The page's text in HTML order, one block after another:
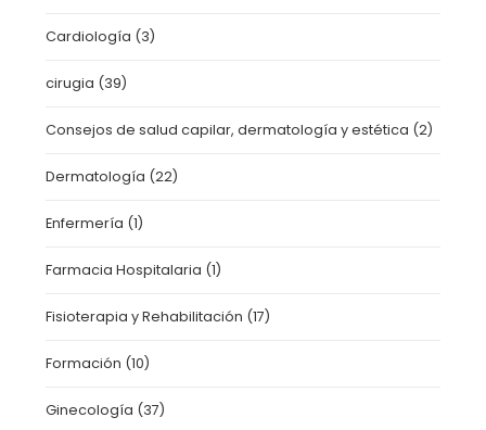
Cardiología (3)
cirugia (39)
Consejos de salud capilar, dermatología y estética (2)
Dermatología (22)
Enfermería (1)
Farmacia Hospitalaria (1)
Fisioterapia y Rehabilitación (17)
Formación (10)
Ginecología (37)